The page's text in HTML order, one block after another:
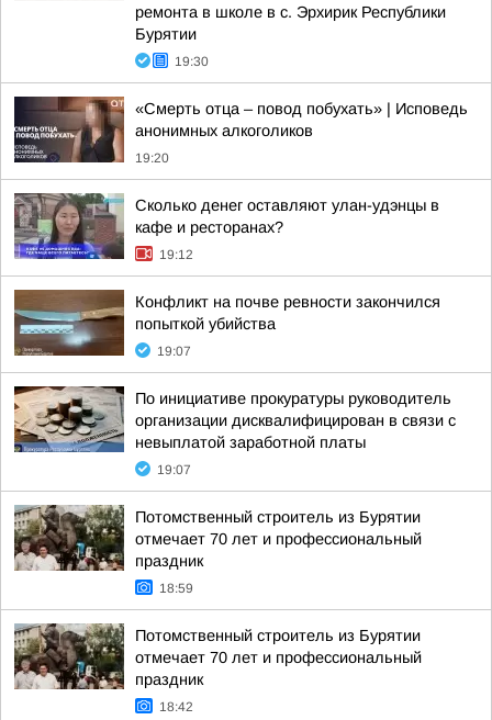
ремонта в школе в с. Эрхирик Республики
Бурятии
19:30
«Смерть отца – повод побухать» | Исповедь
анонимных алкоголиков
19:20
Сколько денег оставляют улан-удэнцы в
кафе и ресторанах?
19:12
Конфликт на почве ревности закончился
попыткой убийства
19:07
По инициативе прокуратуры руководитель
организации дисквалифицирован в связи с
невыплатой заработной платы
19:07
Потомственный строитель из Бурятии
отмечает 70 лет и профессиональный
праздник
18:59
Потомственный строитель из Бурятии
отмечает 70 лет и профессиональный
праздник
18:42